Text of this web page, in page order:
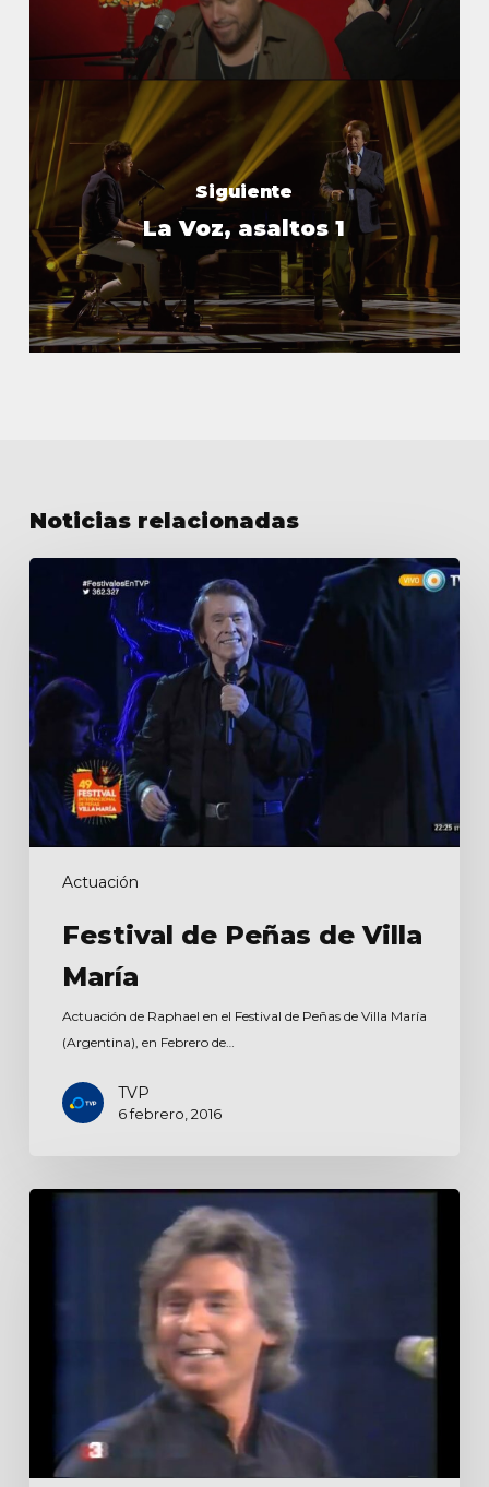
Siguiente
La Voz, asaltos 1
Noticias relacionadas
Actuación
Festival
de
Villa
María
Festival de Peñas de Villa
María
Actuación de Raphael en el Festival de Peñas de Villa María
(Argentina), en Febrero de…
TVP
6 febrero, 2016
De